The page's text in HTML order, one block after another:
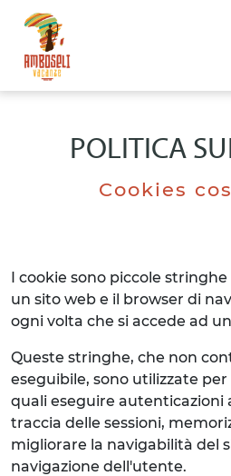
POLITICA
Cookies
I cookie sono piccole
un sito web e il browser di
ogni volta che si accede ad
Queste stringhe, che non
eseguibile, sono utilizzate
quali eseguire
traccia delle sessioni,
migliorare la navigabilità del
navigazione dell'utente.